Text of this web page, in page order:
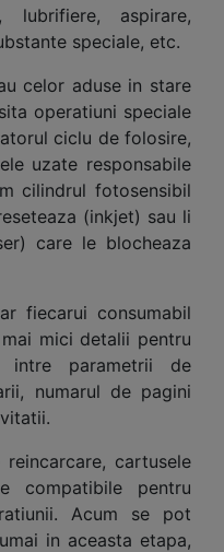
lubrifiere, aspirare,
speciale, etc.
celor aduse in stare
operatiuni speciale
ciclu de folosire,
uzate responsabile
cilindrul fotosensibil
(inkjet) sau li
care le blocheaza
fiecarui consumabil
mici detalii pentru
parametrii de
numarul de pagini
cartusele
compatibile pentru
Acum se pot
in aceasta etapa,